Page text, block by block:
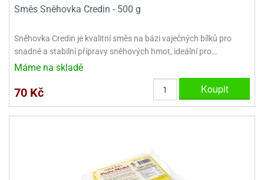
Směs Sněhovka Credin - 500 g
Sněhovka Credin je kvalitní směs na bázi vaječných bílků pro
snadné a stabilní přípravy sněhových hmot, ideální pro…
Máme na skladě
70 Kč Koupit